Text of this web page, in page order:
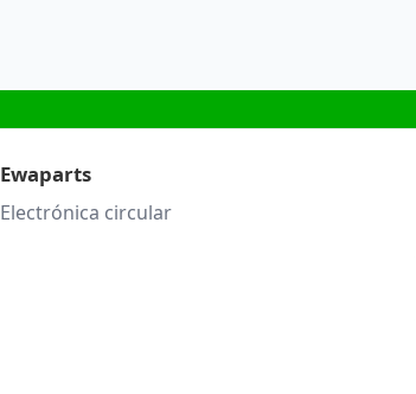
Ewaparts
Electrónica circular